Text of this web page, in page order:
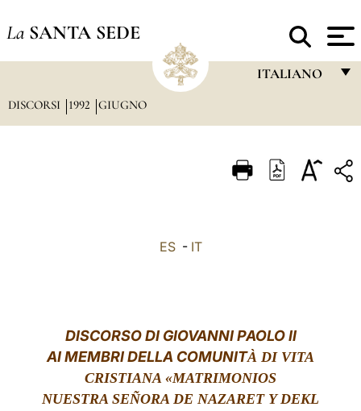
La SANTA SEDE
ITALIANO
ITALIANO
中文
LATINE
DISCORSI 1992 GIUGNO
ES- IT
DISCORSO DI GIOVANNI PAOLO II
AI MEMBRI DELLA COMUNITÀ DI VITA
CRISTIANA «MATRIMONIOS
NUESTRA SEÑORA DE NAZARET Y DEKL